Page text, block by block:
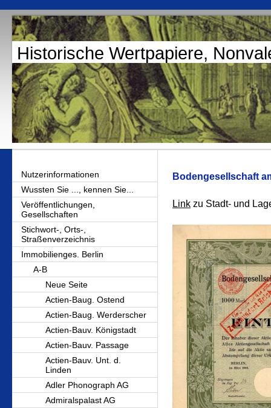
Historische Wertpapiere,
Nutzerinformationen
Wussten Sie ..., kennen Sie...
Veröffentlichungen,
Gesellschaften
Stichwort-, Orts-,
Straßenverzeichnis
Immobilienges. Berlin
A-B
Neue Seite
Actien-Baug. Ostend
Actien-Baug. Werderscher
Actien-Bauv. Königstadt
Actien-Bauv. Passage
Actien-Bauv. Unt. d.
Linden
Adler Phonograph AG
Admiralspalast AG
Bodengesellschaft
Link zu Stadt- und